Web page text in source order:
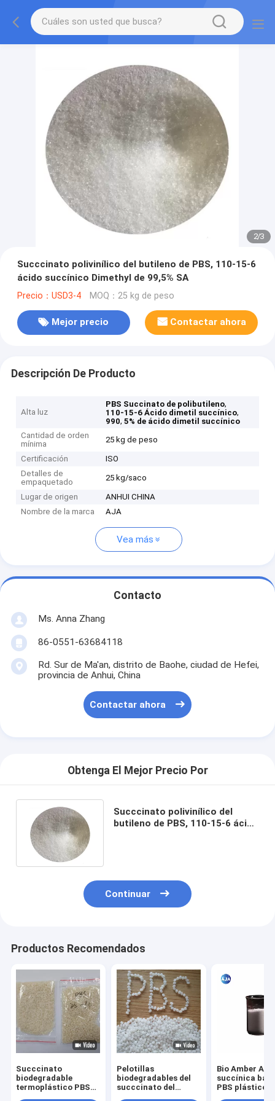
2/3
Succcinato polivinílico del butileno de PBS, 110-15-6
ácido succínico Dimethyl de 99,5% SA
Precio：USD3-4 MOQ：25 kg de peso
Mejor precio Contactar ahora
Descripción De Producto
Alta luz
PBS Succinato de polibutileno,
110-15-6 Ácido dimetil succínico,
990,5% de ácido dimetil succínico
Cantidad de orden
mínima
25 kg de peso
Certificación
ISO
Detalles de
empaquetado
25 kg/saco
Lugar de origen
ANHUI CHINA
Nombre de la marca
AJA
Vea más
Contacto
Ms. Anna Zhang
86-0551-63684118
Rd. Sur de Ma'an, distrito de Baohe, ciudad de Hefei,
provincia de Anhui, China
Contactar ahora
Obtenga El Mejor Precio Por
Succcinato polivinílico del
butileno de PBS, 110-15-6 ácido
Continuar
Productos Recomendados
Succcinato
biodegradable
termoplástico PBS
Pelotillas
biodegradables del
succcinato del
Bio Amber
succínica
PBS plástico